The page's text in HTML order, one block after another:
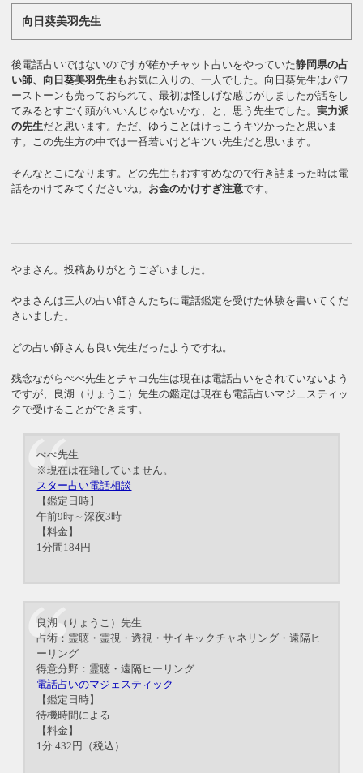
向日葵美羽先生
後電話占いではないのですが確かチャット占いをやっていた静岡県の占
い師、向日葵美羽先生もお気に入りの、一人でした。向日葵先生はパワ
ーストーンも売っておられて、最初は怪しげな感じがしましたが話をし
てみるとすごく頭がいいんじゃないかな、と、思う先生でした。実力派
の先生だと思います。ただ、ゆうことはけっこうキツかったと思いま
す。この先生方の中では一番若いけどキツい先生だと思います。
そんなとこになります。どの先生もおすすめなので行き詰まった時は電
話をかけてみてくださいね。 お金のかけすぎ注意です。
やまさん。投稿ありがとうございました。
やまさんは三人の占い師さんたちに電話鑑定を受けた体験を書いてくだ
さいました。
どの占い師さんも良い先生だったようですね。
残念ながらぺぺ先生とチャコ先生は現在は電話占いをされていないよう
ですが、良湖（りょうこ）先生の鑑定は現在も電話占いマジェスティッ
クで受けることができます。
ぺぺ先生
※現在は在籍していません。
スター占い電話相談
【鑑定日時】
午前9時～深夜3時
【料金】
1分間184円
良湖（りょうこ）先生
占術：霊聴・霊視・透視・サイキックチャネリング・遠隔ヒ
ーリング
得意分野：霊聴・遠隔ヒーリング
電話占いのマジェスティック
【鑑定日時】
待機時間による
【料金】
1分 432円（税込）